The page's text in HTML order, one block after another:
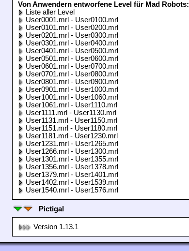
Von Anwendern entworfene Level für Mad Robots:
Liste aller Level
User0001.mrl - User0100.mrl
User0101.mrl - User0200.mrl
User0201.mrl - User0300.mrl
User0301.mrl - User0400.mrl
User0401.mrl - User0500.mrl
User0501.mrl - User0600.mrl
User0601.mrl - User0700.mrl
User0701.mrl - User0800.mrl
User0801.mrl - User0900.mrl
User0901.mrl - User1000.mrl
User1001.mrl - User1060.mrl
User1061.mrl - User1110.mrl
User1111.mrl - User1130.mrl
User1131.mrl - User1150.mrl
User1151.mrl - User1180.mrl
User1181.mrl - User1230.mrl
User1231.mrl - User1265.mrl
User1266.mrl - User1300.mrl
User1301.mrl - User1355.mrl
User1356.mrl - User1378.mrl
User1379.mrl - User1401.mrl
User1402.mrl - User1539.mrl
User1540.mrl - User1576.mrl
Pictigal
Version 1.13.1